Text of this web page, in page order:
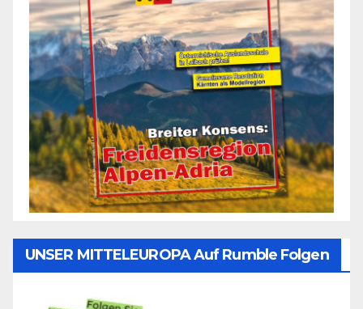
UNSER MITTELEUROPA Auf Rumble Folgen